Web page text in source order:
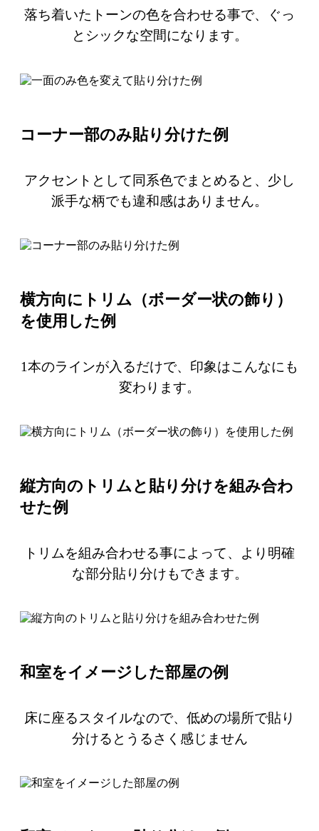
落ち着いたトーンの色を合わせる事で、ぐっ
とシックな空間になります。
コーナー部のみ貼り分けた例
アクセントとして同系色でまとめると、少し
派手な柄でも違和感はありません。
横方向にトリム（ボーダー状の飾り）
を使用した例
1本のラインが入るだけで、印象はこんなにも
変わります。
縦方向のトリムと貼り分けを組み合わ
せた例
トリムを組み合わせる事によって、より明確
な部分貼り分けもできます。
和室をイメージした部屋の例
床に座るスタイルなので、低めの場所で貼り
分けるとうるさく感じません